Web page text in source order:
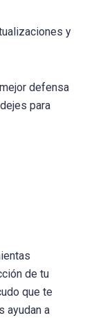
y
defensa
para
de tu
que te
ayudan a